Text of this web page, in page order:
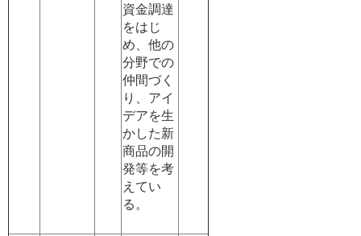
資金調達
をはじ
め、他の
分野での
仲間づく
り、アイ
デアを生
かした新
商品の開
発等を考
えてい
る。